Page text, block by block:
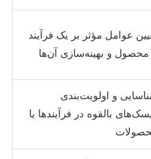
عوامل مؤثر بر یک فرآیند
محصول و بهینه‌سازی آن‌ها
و اولویت‌بندی
بالقوه در فرآیندها یا